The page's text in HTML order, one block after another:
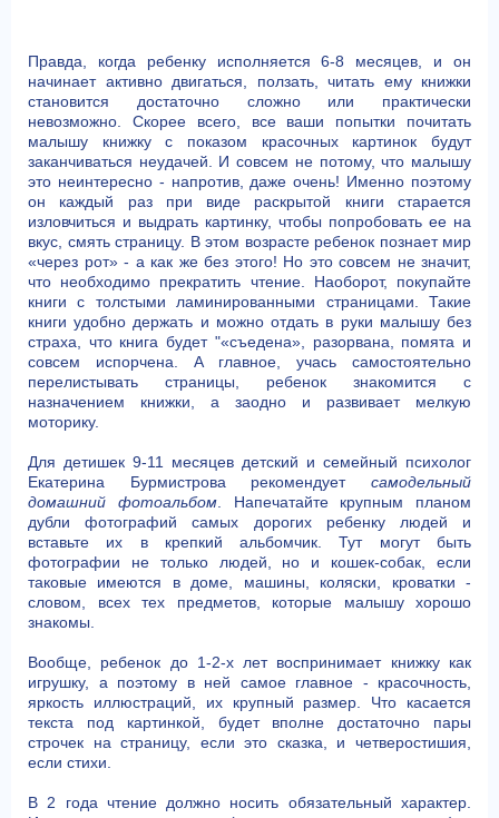
Правда, когда ребенку исполняется 6-8 месяцев, и он
начинает активно двигаться, ползать, читать ему книжки
становится достаточно сложно или практически
невозможно. Скорее всего, все ваши попытки почитать
малышу книжку с показом красочных картинок будут
заканчиваться неудачей. И совсем не потому, что малышу
это неинтересно - напротив, даже очень! Именно поэтому
он каждый раз при виде раскрытой книги старается
изловчиться и выдрать картинку, чтобы попробовать ее на
вкус, смять страницу. В этом возрасте ребенок познает мир
«через рот» - а как же без этого! Но это совсем не значит,
что необходимо прекратить чтение. Наоборот, покупайте
книги с толстыми ламинированными страницами. Такие
книги удобно держать и можно отдать в руки малышу без
страха, что книга будет "«съедена», разорвана, помята и
совсем испорчена. А главное, учась самостоятельно
перелистывать страницы, ребенок знакомится с
назначением книжки, а заодно и развивает мелкую
моторику.
Для детишек 9-11 месяцев детский и семейный психолог
Екатерина Бурмистрова рекомендует самодельный
домашний фотоальбом. Напечатайте крупным планом
дубли фотографий самых дорогих ребенку людей и
вставьте их в крепкий альбомчик. Тут могут быть
фотографии не только людей, но и кошек-собак, если
таковые имеются в доме, машины, коляски, кроватки -
словом, всех тех предметов, которые малышу хорошо
знакомы.
Вообще, ребенок до 1-2-х лет воспринимает книжку как
игрушку, а поэтому в ней самое главное - красочность,
яркость иллюстраций, их крупный размер. Что касается
текста под картинкой, будет вполне достаточно пары
строчек на страницу, если это сказка, и четверостишия,
если стихи.
В 2 года чтение должно носить обязательный характер.